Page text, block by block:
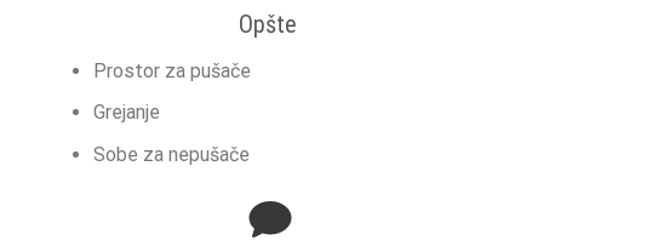
Opšte
Prostor za pušače
Grejanje
Sobe za nepušače